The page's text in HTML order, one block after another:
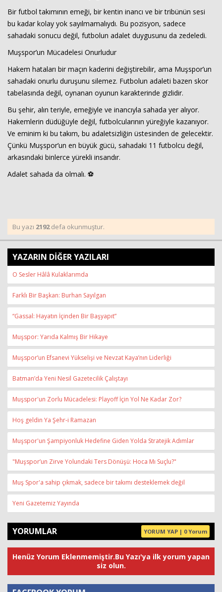
Bir futbol takımının emeği, bir kentin inancı ve bir tribünün sesi
bu kadar kolay yok sayılmamalıydı. Bu pozisyon, sadece
sahadaki sonucu değil, futbolun adalet duygusunu da zedeledi.
Muşspor’un Mücadelesi Onurludur
Hakem hataları bir maçın kaderini değiştirebilir, ama Muşspor’un
sahadaki onurlu duruşunu silemez. Futbolun adaleti bazen skor
tabelasında değil, oynanan oyunun karakterinde gizlidir.
Bu şehir, alın teriyle, emeğiyle ve inancıyla sahada yer alıyor.
Hakemlerin düdüğüyle değil, futbolcularının yüreğiyle kazanıyor.
Ve eminim ki bu takım, bu adaletsizliğin üstesinden de gelecektir.
Çünkü Muşspor’un en büyük gücü, sahadaki 11 futbolcu değil,
arkasındaki binlerce yürekli insandır.
Adalet sahada da olmalı. ⚽
Bu yazı 2192defa okunmuştur.
YAZARIN DİĞER YAZILARI
O Sesler Hâlâ Kulaklarımda
Farklı Bir Başkan: Burhan Sayılgan
“Gassal: Hayatın İçinden Bir Başyapıt”
Muşspor: Yarıda Kalmış Bir Hikaye
Muşspor’un Efsanevi Yükselişi ve Nevzat Kaya’nın Liderliği
Batman’da Yeni Nesil Gazetecilik Çalıştayı
Muşspor'un Zorlu Mücadelesi: Playoff İçin Yol Ne Kadar Zor?
Hoş geldin Ya Şehr-i Ramazan
Muşspor'un Şampiyonluk Hedefine Giden Yolda Stratejik Adımlar
"Muşspor’un Zirve Yolundaki Ters Dönüşü: Hoca Mı Suçlu?"
Muş Spor'a sahip çıkmak, sadece bir takımı desteklemek değil
Yeni Gazetemiz Yayında
YORUMLAR YORUM YAP | 0 Yorum
Henüz Yorum Eklenmemiştir.Bu Yazı'ya ilk yorum yapan
siz olun.